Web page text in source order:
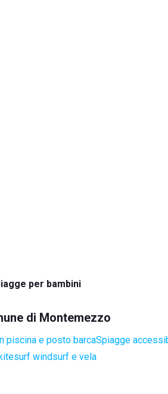
per bambini
di Montemezzo
piscina e posto barcaSpiagge
windsurf e vela